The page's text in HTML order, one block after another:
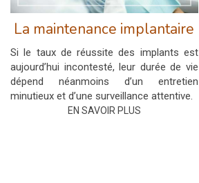
La maintenance implantaire
Si le taux de réussite des implants est
aujourd’hui incontesté, leur durée de vie
dépend néanmoins d’un entretien
minutieux et d’une surveillance attentive.
EN SAVOIR PLUS